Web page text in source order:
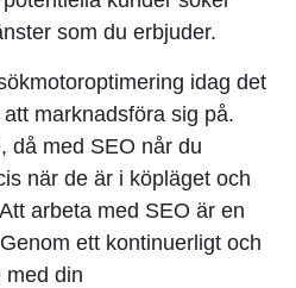
som du erbjuder.
idag det
marknadsföra sig på.
då med SEO når du
när de är i köpläget och
arbeta med SEO är en
ett kontinuerligt och
med din